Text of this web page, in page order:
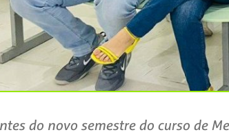
do novo semestre do curso de